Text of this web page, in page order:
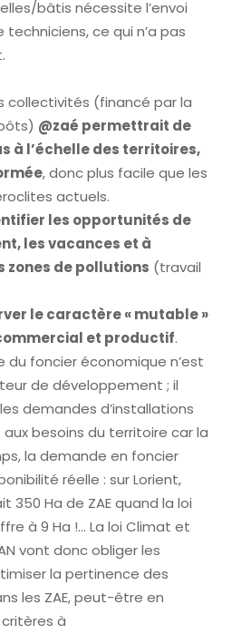
bâtis nécessite l’envoi
techniciens, ce qui n’a pas
collectivités (financé par la
@zaé permettrait de
à l’échelle des territoires,
, donc plus facile que les
actuels.
les opportunités de
les vacances et à
zones de pollutions (travail
le caractère « mutable »
et productif.
du foncier économique n’est
de développement ; il
demandes d’installations
besoins du territoire car la
la demande en foncier
réelle : sur Lorient,
350 Ha de ZAE quand la loi
à 9 Ha !… La loi Climat et
vont donc obliger les
la pertinence des
les ZAE, peut-être en
à